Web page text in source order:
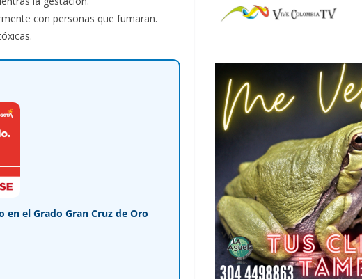
con personas que fumaran.
el Grado Gran Cruz de Oro